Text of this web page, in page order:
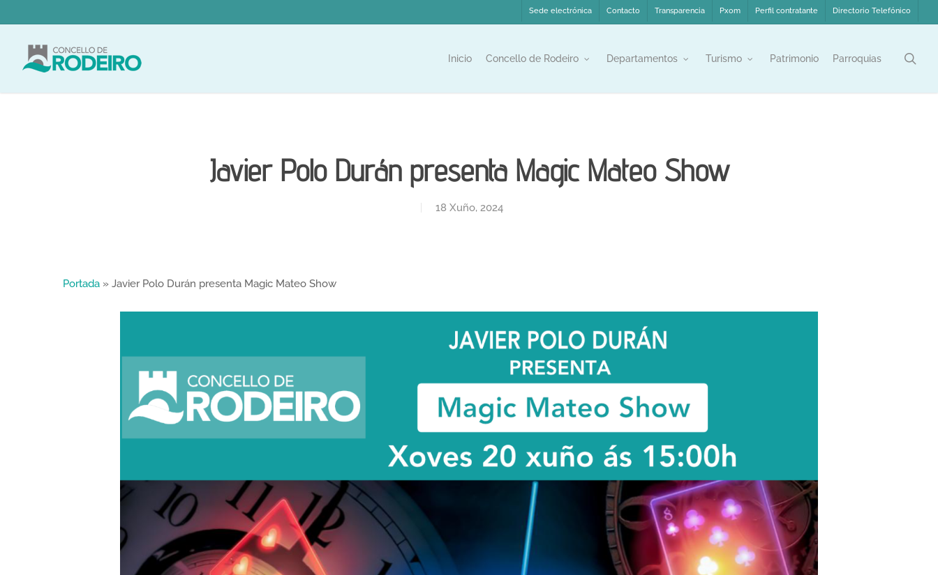
to
content
Sede electrónica Contacto Transparencia Pxom Perfil contratante Directorio Telefónico
Inicio Concello de Rodeiro Departamentos Turismo Patrimonio Parroquias
Javier Polo Durán presenta Magic Mateo Show
18 Xuño, 2024
Portada » Javier Polo Durán presenta Magic Mateo Show